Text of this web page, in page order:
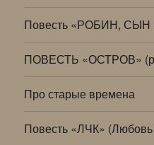
Повесть «РОБИН,
ПОВЕСТЬ «ОСТРОВ»
Про старые времена
Повесть «ЛЧК»